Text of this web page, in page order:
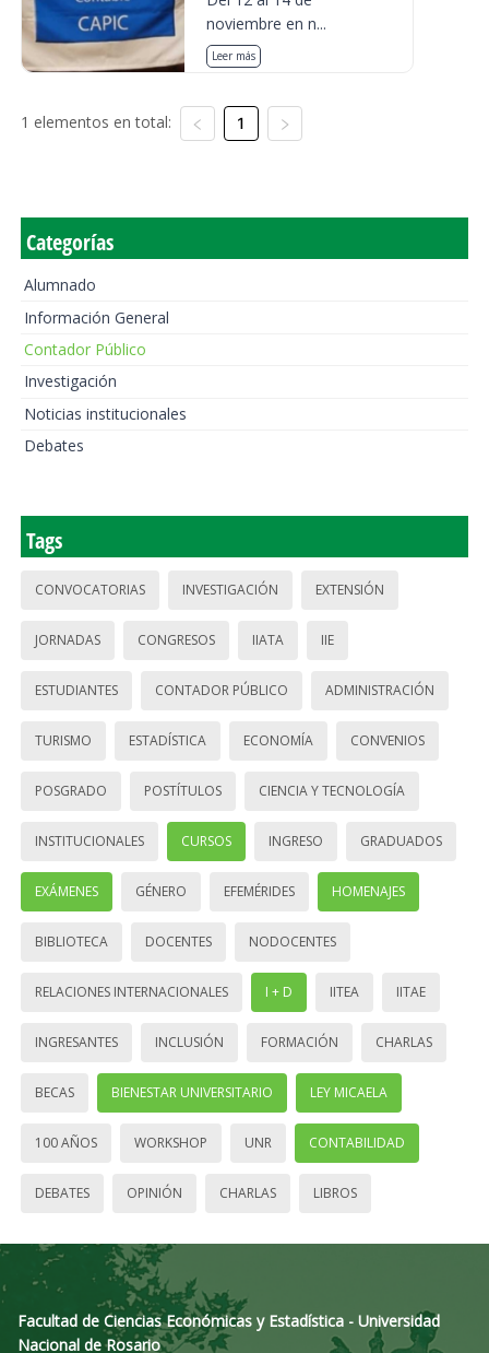
noviembre en n...
Leer más
1 elementos en total: 1
Categorías
Alumnado
Información General
Contador Público
Investigación
Noticias institucionales
Debates
Tags
CONVOCATORIAS INVESTIGACIÓN EXTENSIÓN
JORNADAS CONGRESOS IIATA IIE
ESTUDIANTES CONTADOR PÚBLICO ADMINISTRACIÓN
TURISMO ESTADÍSTICA ECONOMÍA CONVENIOS
POSGRADO POSTÍTULOS CIENCIA Y TECNOLOGÍA
INSTITUCIONALES CURSOS INGRESO GRADUADOS
EXÁMENES GÉNERO EFEMÉRIDES HOMENAJES
BIBLIOTECA DOCENTES NODOCENTES
RELACIONES INTERNACIONALES I + D IITEA IITAE
INGRESANTES INCLUSIÓN FORMACIÓN CHARLAS
BECAS BIENESTAR UNIVERSITARIO LEY MICAELA
100 AÑOS WORKSHOP UNR CONTABILIDAD
DEBATES OPINIÓN CHARLAS LIBROS
Facultad de Ciencias Económicas y Estadística - Universidad
Nacional de Rosario